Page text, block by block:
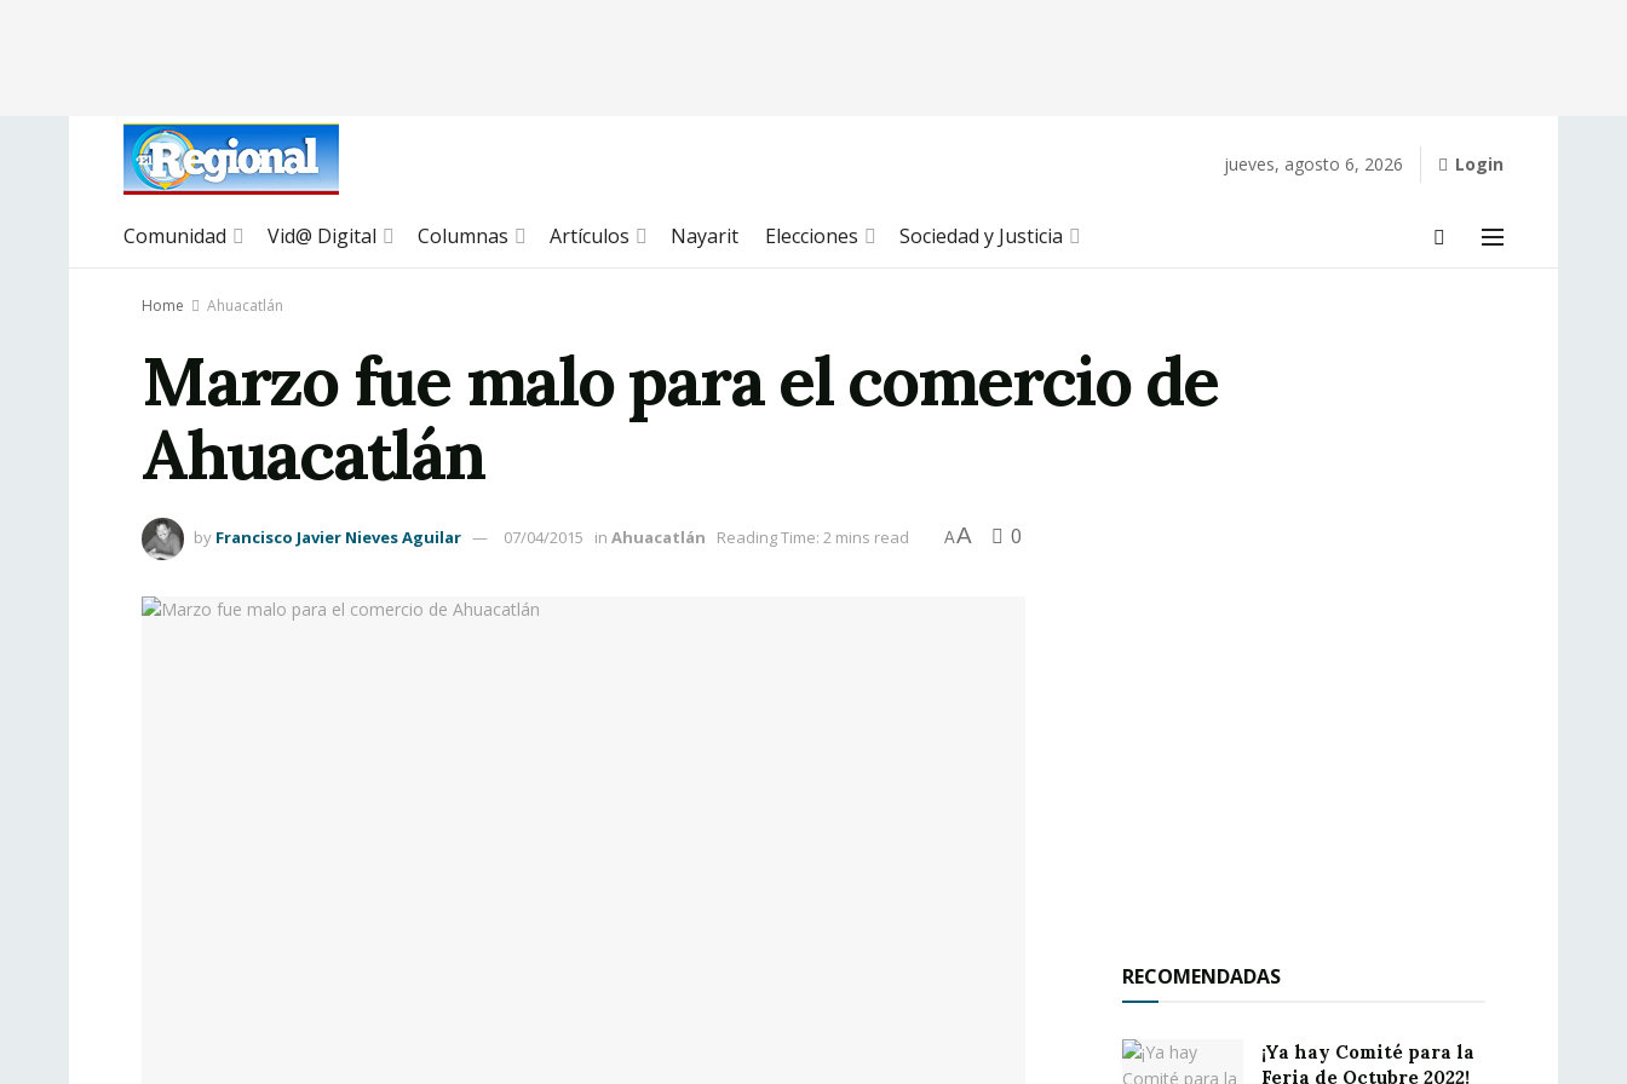
jueves, agosto 6, 2026 Login
Comunidad Vid@ Digital Columnas Artículos Nayarit Elecciones Sociedad y Justicia
Home Ahuacatlán
Marzo fue malo para el comercio de
Ahuacatlán
by Francisco Javier Nieves Aguilar 07/04/2015 in Ahuacatlán Reading Time: 2 mins read AA 0
RECOMENDADAS
¡Ya hay Comité para la
Feria de Octubre 2022!